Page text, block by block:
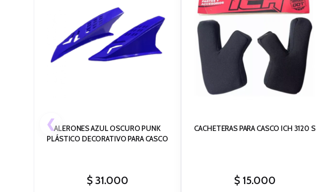
ALERONES AZUL OSCURO PUNK
PLÁSTICO DECORATIVO PARA CASCO
$31.000
CACHETERAS PARA CASCO ICH 3120 S
$15.000
❮